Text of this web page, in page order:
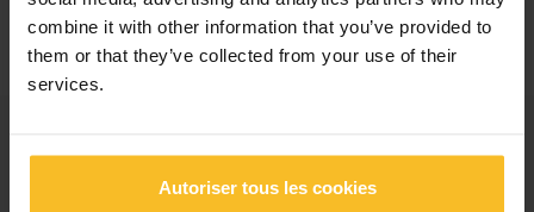
combine it with other information that you’ve provided to
them or that they’ve collected from your use of their
services.
Autoriser tous les cookies
Nouveautés Entreprise